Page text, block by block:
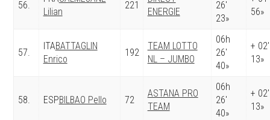
56.
Lilian
221
ENERGIE
26′
23»
56»
57.
ITABATTAGLIN
Enrico
192
TEAM LOTTO
NL – JUMBO
06h
26′
40»
+ 02′
13»
58. ESPBILBAO Pello 72
ASTANA PRO
TEAM
06h
26′
40»
+ 02′
13»